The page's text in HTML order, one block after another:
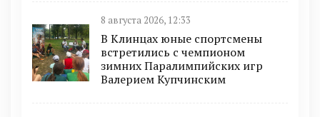
8 августа 2026, 12:33
В Клинцах юные спортсмены
встретились с чемпионом
зимних Паралимпийских игр
Валерием Купчинским